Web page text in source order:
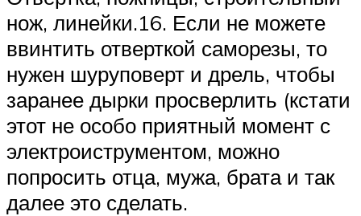
нож, линейки.16. Если не можете
ввинтить отверткой саморезы, то
нужен шуруповерт и дрель, чтобы
заранее дырки просверлить (кстати
этот не особо приятный момент с
электроиструментом, можно
попросить отца, мужа, брата и так
далее это сделать.